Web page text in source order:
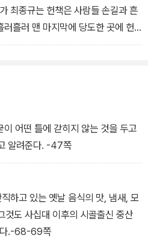
최종규는 헌책은 사람들 손길과 흔
흘러 맨 마지막에 당도한 곳에 헌
에게 헌책방은 책의 마지막을 품는
서 바다라는 새로운 세상으로 나아
그리고 값어치를 매기며 새롭게 빛
책은 새 책으로 되살아나기도 합니
말라서 하늘로 올라가 다시 빗물
수 있는 책이 헌책방 책입니다.'
어떤 틀에 갇히지 않는 것을 두고
알려준다. -47쪽
하고 있는 옛날 음식의 맛, 냄새, 모
것도 사십대 이후의 시골출신 중산
다.-68-69쪽